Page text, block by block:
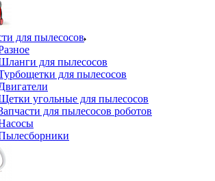
для пылесосов
для пылесосов
для пылесосов
угольные для пылесосов
для пылесосов роботов